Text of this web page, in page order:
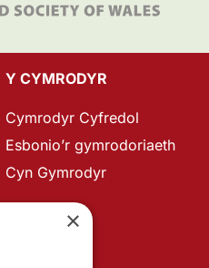
Y CYMRODYR
Cymrodyr Cyfredol
Esbonio’r gymrodoriaeth
Cyn Gymrodyr
×